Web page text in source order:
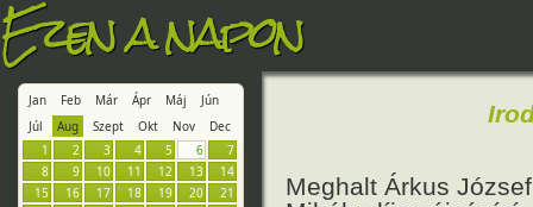
Ezen a napon
Jan Feb Már Ápr Máj
Jún
Júl
Aug Szept Okt Nov
Dec
1
2 3 4 5 6
7
8
9 10 11 12 13
14
15
16 17 18 19 20
21
Meghalt Árkus